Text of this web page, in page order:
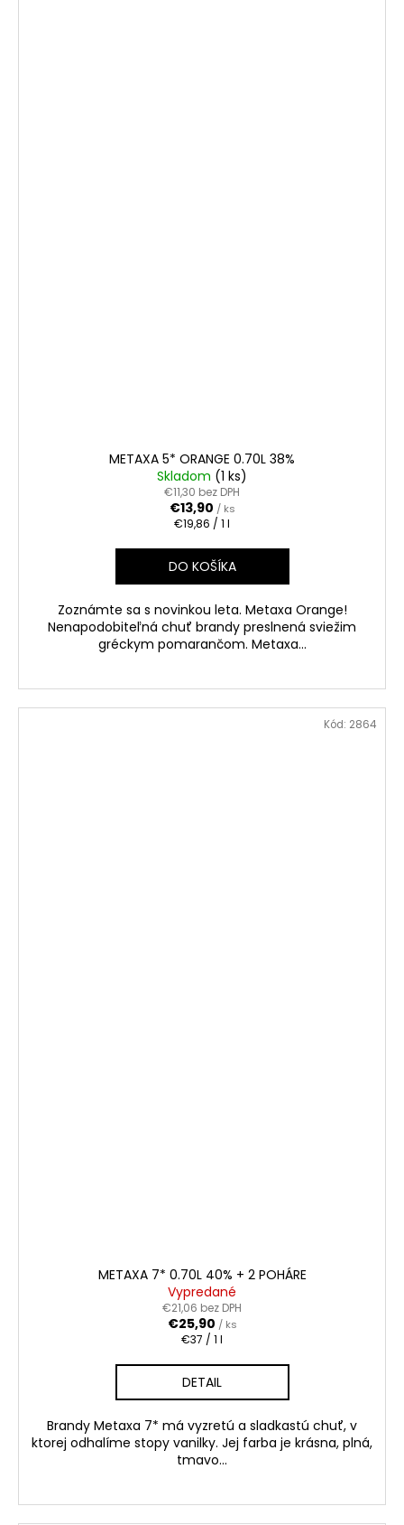
METAXA 5* ORANGE 0.70L 38%
Skladom (1 ks)
€11,30 bez DPH
€13,90 / ks
Jednotková
€19,86 / 1 l
DO KOŠÍKA
Zoznámte sa s novinkou leta. Metaxa Orange!
Nenapodobiteľná chuť brandy preslnená sviežim
gréckym pomarančom. Metaxa...
METAXA 7* 0.70L 40% + 2 POHÁRE
Vypredané
€21,06 bez DPH
€25,90 / ks
Jednotková
€37 / 1 l
DETAIL
Brandy Metaxa 7* má vyzretú a sladkastú chuť, v
ktorej odhalíme stopy vanilky. Jej farba je krásna, plná,
tmavo...
Kód: 2864